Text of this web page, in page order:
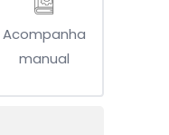
Acompanha
manual